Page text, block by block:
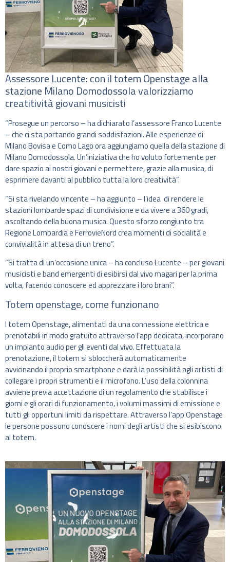
Assessore Lucente: con il totem Openstage alla
stazione Milano Domodossola valorizziamo
creatitività giovani musicisti
“Prosegue un percorso – ha dichiarato l’assessore Franco Lucente
– che ci sta portando grandi soddisfazioni. Alle esperienze di
Milano Bovisa e Como Lago ora aggiungiamo quella della stazione di
Milano Domodossola. Un’iniziativa che ho voluto fortemente per
dare spazio ai nostri giovani e permettere, grazie alla musica, di
esprimere davanti al pubblico tutta la loro creatività”.
“Si sta rivelando vincente – ha aggiunto – l’idea di rendere le
stazioni lombarde spazi di condivisione e da vivere a 360 gradi,
ascoltando della buona musica. Questo sforzo congiunto tra
Regione Lombardia e FerrovieNord crea momenti di socialità e
convivialità in attesa di un treno”.
“Si tratta di un’occasione unica – ha concluso Lucente – per giovani
musicisti e band emergenti di esibirsi dal vivo magari per la prima
volta, facendo conoscere ed apprezzare i loro brani”.
Totem openstage, come funzionano
I totem Openstage, alimentati da una connessione elettrica e
prenotabili in modo gratuito attraverso l’app dedicata, incorporano
un impianto audio per gli eventi dal vivo. Effettuata la
prenotazione, il totem si sbloccherà automaticamente
avvicinando il proprio smartphone e darà la possibilità agli artisti di
collegare i propri strumenti e il microfono. L’uso della colonnina
avviene previa accettazione di un regolamento che stabilisce i
giorni e gli orari di funzionamento, i volumi massimi di emissione e
tutti gli opportuni limiti da rispettare. Attraverso l’app Openstage
le persone possono conoscere i nomi degli artisti che si esibiscono
al totem.